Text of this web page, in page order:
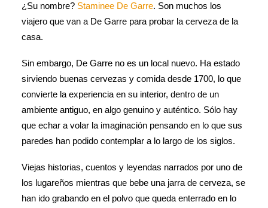
¿Su nombre? Staminee De Garre. Son muchos los
viajero que van a De Garre para probar la cerveza de la
casa.
Sin embargo, De Garre no es un local nuevo. Ha estado
sirviendo buenas cervezas y comida desde 1700, lo que
convierte la experiencia en su interior, dentro de un
ambiente antiguo, en algo genuino y auténtico. Sólo hay
que echar a volar la imaginación pensando en lo que sus
paredes han podido contemplar a lo largo de los siglos.
Viejas historias, cuentos y leyendas narrados por uno de
los lugareños mientras que bebe una jarra de cerveza, se
han ido grabando en el polvo que queda enterrado en lo